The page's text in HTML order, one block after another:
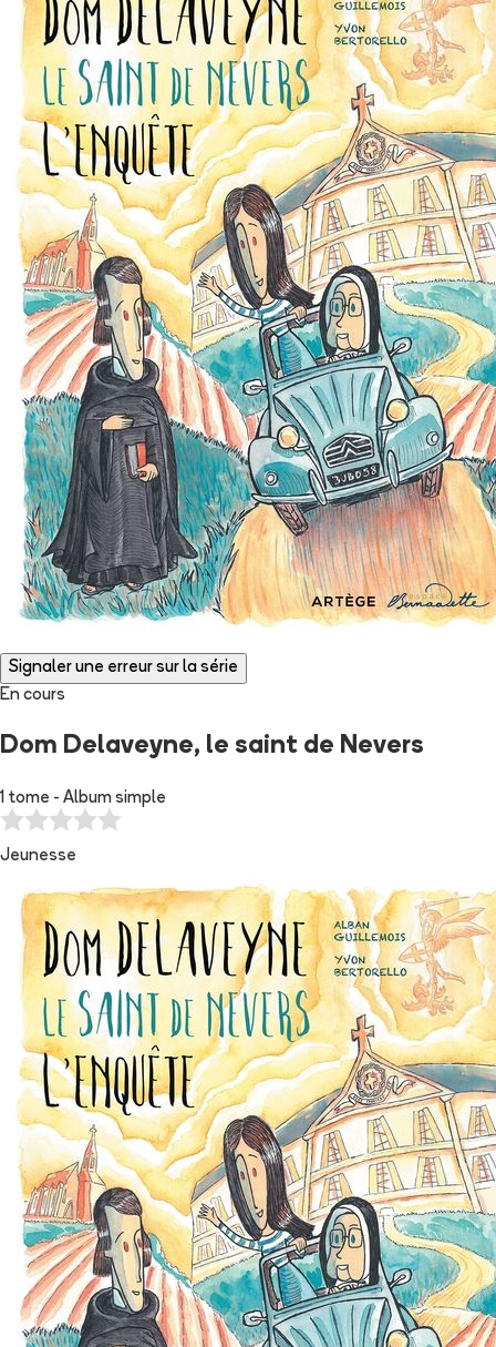
Signaler une erreur sur la série
En cours
Dom Delaveyne, le saint de Nevers
1 tome - Album simple
Jeunesse